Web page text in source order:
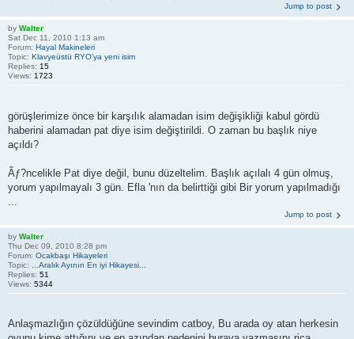
Jump to post
by Walter
Sat Dec 11, 2010 1:13 am
Forum: Hayal Makineleri
Topic: Klavyeüstü RYO'ya yeni isim
Replies: 15
Views: 1723
görüşlerimize önce bir karşılık alamadan isim değişikliği kabul gördü
haberini alamadan pat diye isim değiştirildi. O zaman bu başlık niye
açıldı?
Ãƒ?ncelikle Pat diye değil, bunu düzeltelim. Başlık açılalı 4 gün olmuş,
yorum yapılmayalı 3 gün. Efla 'nın da belirttiği gibi Bir yorum yapılmadığı
Jump to post
by Walter
Thu Dec 09, 2010 8:28 pm
Forum: Ocakbaşı Hikayeleri
Topic:
...Aralık Ayının En iyi Hikayesi...
Replies: 51
Views: 5344
Anlaşmazlığın çözüldüğüne sevindim catboy, Bu arada oy atan herkesin